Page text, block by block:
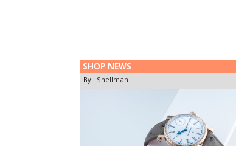
SHOP NEWS
By : Shellman